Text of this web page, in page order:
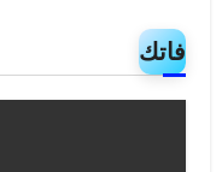
فاتك